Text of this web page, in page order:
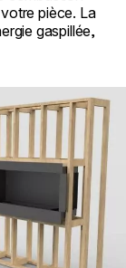
pièce. La
gaspillée,